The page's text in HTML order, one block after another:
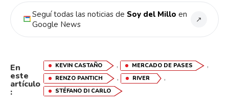
Seguí todas las noticias de Soy del Millo en
Google News
↗
En
este
artículo
:
KEVIN CASTAÑO , MERCADO DE PASES ,
RENZO PANTICH , RIVER ,
STÉFANO DI CARLO